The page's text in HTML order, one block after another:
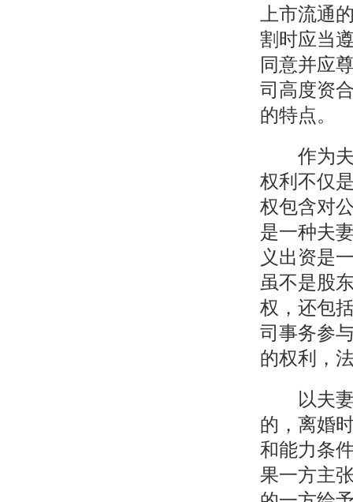
上市流通
割时应当
同意并应
司高度资
的特点。
作为夫
权利不仅
权包含对
是一种夫
义出资是
虽不是股
权，还包
司事务参
的权利，
以夫妻
的，离婚
和能力条
果一方主